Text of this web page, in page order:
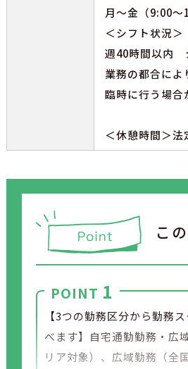
月～金（9:00～
＜シフト状況＞
週40時間以内
業務の都合によ
臨時に行う場合
＜休憩時間＞法
こ
POINT 1
【3つの勤務区分から勤務
べます】自宅通勤勤務・広
リア対象）、広域勤務（全